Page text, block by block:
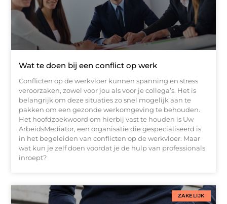
Wat te doen bij een conflict op werk
Conflicten op de werkvloer kunnen spanning en stress
veroorzaken, zowel voor jou als voor je collega’s. Het is
belangrijk om deze situaties zo snel mogelijk aan te
pakken om een gezonde werkomgeving te behouden.
Het hoofdzoekwoord om hierbij vast te houden is Uw
ArbeidsMediator, een organisatie die gespecialiseerd is
in het begeleiden van conflicten op de werkvloer. Maar
wat kun je zelf doen voordat je de hulp van professionals
inroept?
ZAKELIJK